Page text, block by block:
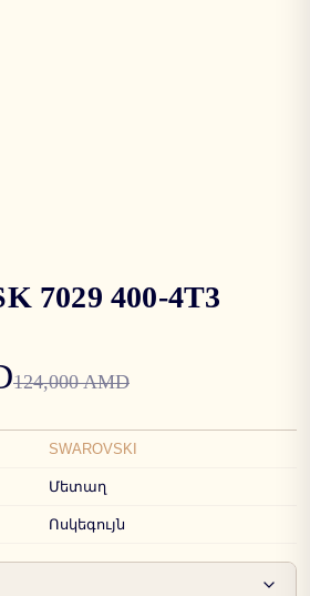
7029 400-4T3
124,000 AMD
SWAROVSKI
Մետաղ
Ոսկեգույն